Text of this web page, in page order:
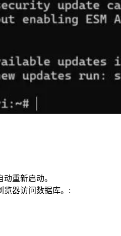
重新启动。
览器访问数据库。: